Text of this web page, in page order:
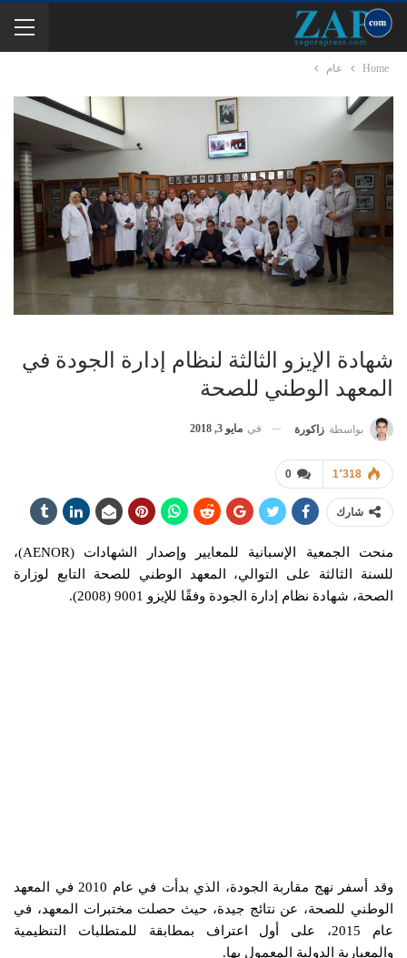
Home عام
شهادة الإيزو الثالثة لنظام إدارة الجودة في
المعهد الوطني للصحة
بواسطة زاكورة في مايو 3, 2018
0 1٬318
شارك
منحت الجمعية الإسبانية للمعايير وإصدار الشهادات (AENOR)،
للسنة الثالثة على التوالي، المعهد الوطني للصحة التابع لوزارة
الصحة، شهادة نظام إدارة الجودة وفقًا للإيزو 9001 (2008).
وقد أسفر نهج مقاربة الجودة، الذي بدأت في عام 2010 في المعهد
الوطني للصحة، عن نتائج جيدة، حيث حصلت مختبرات المعهد، في
عام 2015، على أول اعتراف بمطابقة للمتطلبات التنظيمية
والمعيارية الدولية المعمول بها.